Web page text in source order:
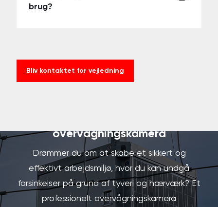
brug?
Bliv kontaktet for vejledning
overvågningskamera
Drømmer du om at skabe et sikkert og
effektivt arbejdsmiljø, hvor du kan undgå
forsinkelser på grund af tyveri og hærværk? Et
professionelt overvågningskamera